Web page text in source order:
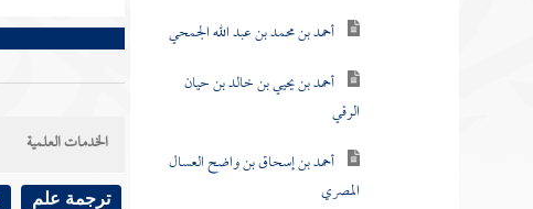
أحمد بن محمد بن عبد الله الجمحي
أحمد بن يحيي بن خالد بن حيان
الرقي
أحمد بن إسحاق بن واضح العسال
المصري
الخدمات العلمية
ترجمة علم